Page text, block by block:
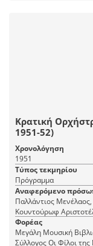
Κρατική
1951-52)
Χρονολόγηση
1951
Τύπος τεκμηρίου
Πρόγραμμα
Αναφερόμενο
Παλλάντιος
Κουντούρωφ
Νεζερίτης Ανδρέας,
Πονηρίδης Γεώργιος
Φορέας
Μεγάλη Μουσική
Σύλλογος Οι Φίλοι